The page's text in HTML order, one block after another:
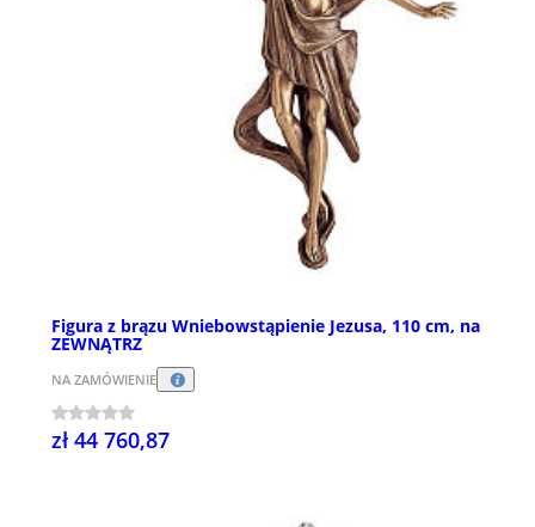
Figura z brązu Wniebowstąpienie Jezusa, 110 cm, na
ZEWNĄTRZ
NA ZAMÓWIENIE
zł 44 760,87